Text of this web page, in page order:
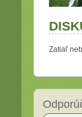
Zatiaľ